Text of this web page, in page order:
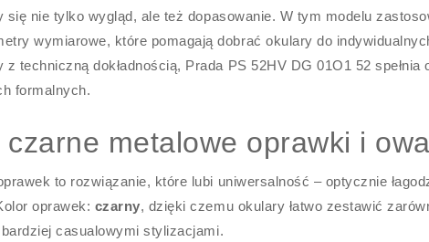
się nie tylko wygląd, ale też dopasowanie. W tym modelu
wymiarowe, które pomagają dobrać okulary do
z techniczną dokładnością, Prada PS 52HV DG 01O1 52
formalnych.
metalowe oprawki i
to rozwiązanie, które lubi uniwersalność – optycznie
oprawek: czarny, dzięki czemu okulary łatwo zestawić
casualowymi stylizacjami.